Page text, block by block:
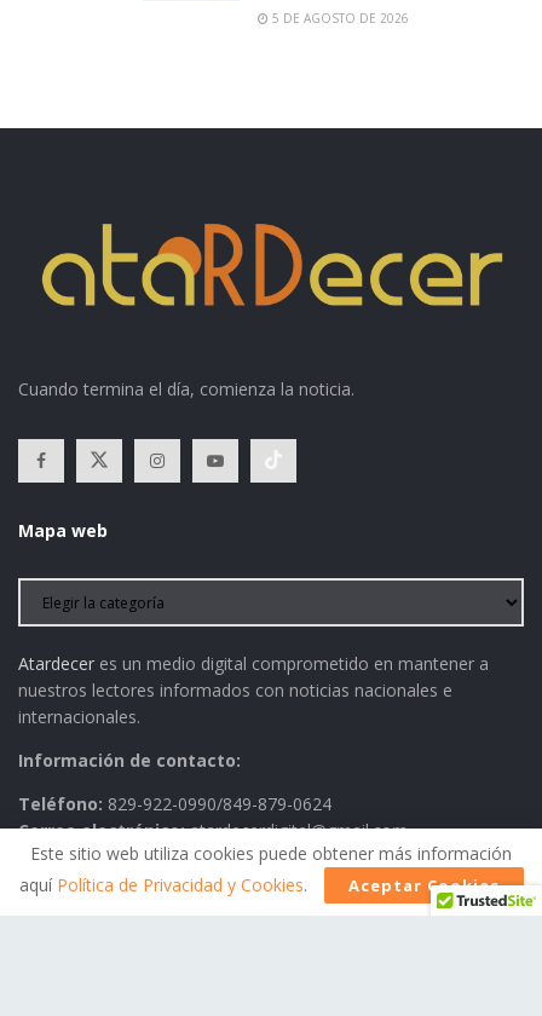
5 DE AGOSTO DE 2026
Cuando termina el día, comienza la noticia.
Mapa web
Atardecer es un medio digital comprometido en mantener a
nuestros lectores informados con noticias nacionales e
internacionales.
Información de contacto:
Teléfono: 829-922-0990/849-879-0624
Correo electrónico:atardecerdigital@gmail.com
Este sitio web utiliza cookies puede obtener más información
aquí Política de Privacidad y Cookies. Aceptar Cookies